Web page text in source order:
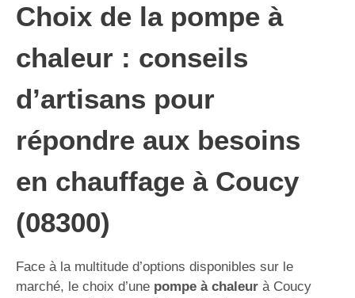
Choix de la pompe à
chaleur : conseils
d’artisans pour
répondre aux besoins
en chauffage à Coucy
(08300)
Face à la multitude d’options disponibles sur le
marché, le choix d’une pompe à chaleur à Coucy